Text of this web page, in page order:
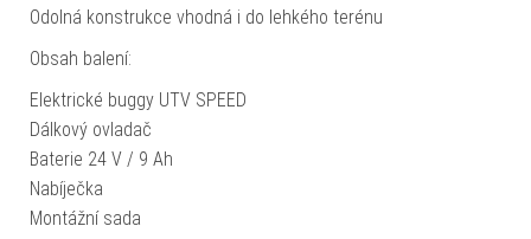
Odolná konstrukce vhodná i do lehkého terénu
Obsah balení:
Elektrické buggy UTV SPEED
Dálkový ovladač
Baterie 24 V / 9 Ah
Nabíječka
Montážní sada